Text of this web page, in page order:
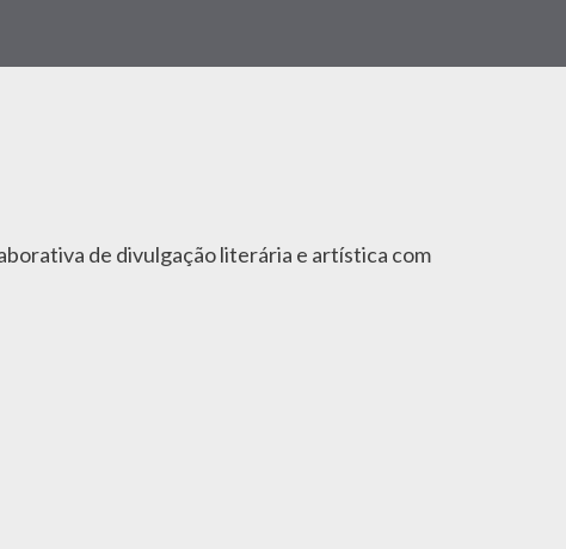
de divulgação literária e artística com